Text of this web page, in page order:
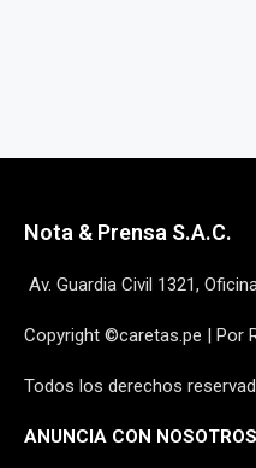
Nota & Prensa S.A.C.
Av. Guardia Civil 1321,
Copyright ©caretas.pe | Por
Todos los derechos
ANUNCIA CON NOSOTROS